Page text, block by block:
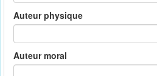
Auteur physique
Auteur moral